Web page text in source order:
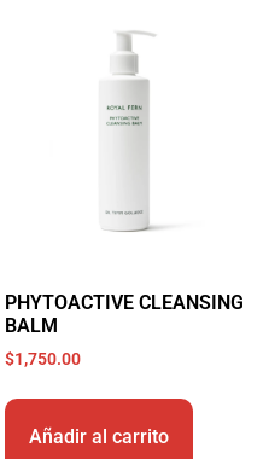
PHYTOACTIVE CLEANSING
BALM
$1,750.00
Añadir al carrito